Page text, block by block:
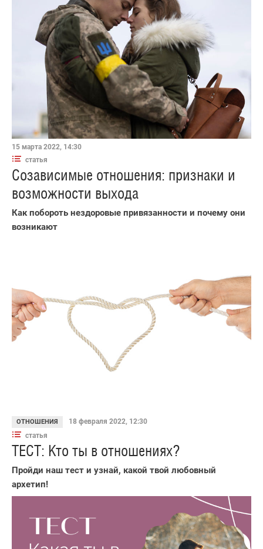
15 марта 2022, 14:30
статья
Созависимые отношения: признаки и
возможности выхода
Как побороть нездоровые привязанности и почему они
возникают
ОТНОШЕНИЯ
18 февраля 2022, 12:30
статья
ТЕСТ: Кто ты в отношениях?
Пройди наш тест и узнай, какой твой любовный
архетип!